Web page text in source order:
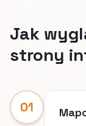
Jak
strony
01